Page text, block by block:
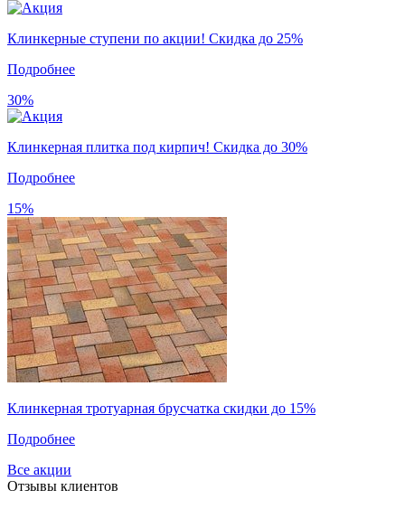
Клинкерные ступени по акции! Скидка до 25%
Подробнее
30%
Клинкерная плитка под кирпич! Скидка до 30%
Подробнее
15%
Клинкерная тротуарная брусчатка скидки до 15%
Подробнее
Все акции
Отзывы клиентов